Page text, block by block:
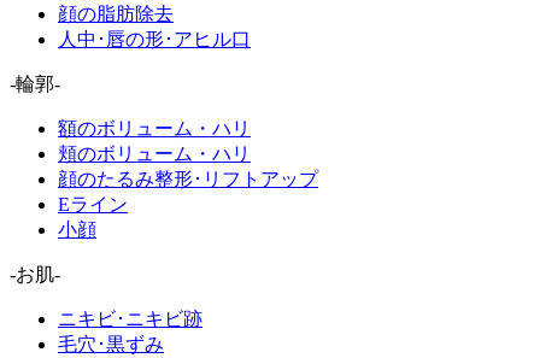
顔の脂肪除去
人中･唇の形･アヒル口
-輪郭-
額のボリューム・ハリ
頬のボリューム・ハリ
顔のたるみ整形･リフトアップ
Eライン
小顔
-お肌-
ニキビ･ニキビ跡
毛穴･黒ずみ